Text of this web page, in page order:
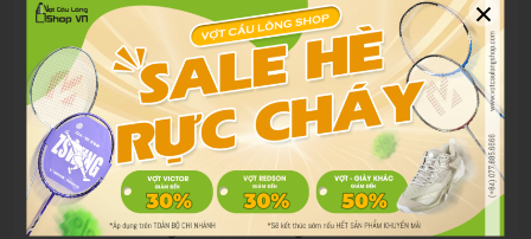
FBShop
: Ship toàn quốc nhưng có đại lý tại TPHCM,
bán túi Felet, Mizuno với giá từ 850.000 VND đến
1.800.000 VND.
Các Mẫu Túi Cầu Lông Đang Được Săn Đón
Nhiều Nhất 2024
Năm 2024 chứng kiến sự lên ngôi của các mẫu túi cầu
×